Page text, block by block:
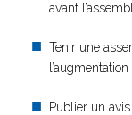
avant
Tenir une
Publier un